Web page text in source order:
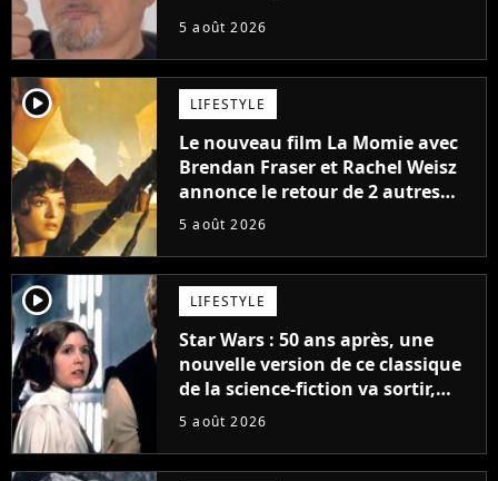
5 août 2026
player2 LIFESTYLE
Le nouveau film La Momie avec
Brendan Fraser et Rachel Weisz
annonce le retour de 2 autres
personnages emblématiques de
5 août 2026
player2 LIFESTYLE
Star Wars : 50 ans après, une
nouvelle version de ce classique
de la science-fiction va sortir,
mais on ne la verra jamais en
5 août 2026